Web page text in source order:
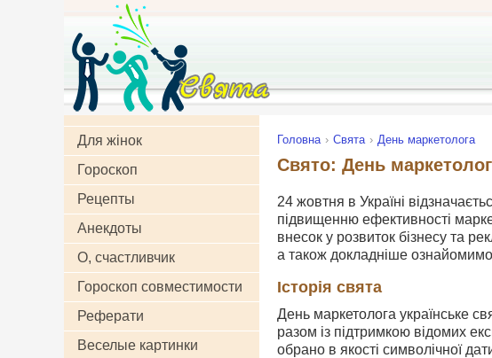
Для жінок
Гороскоп
Рецепты
Анекдоты
О, счастливчик
Гороскоп совместимости
Реферати
Веселые картинки
Головна Свята День маркетолога
Свято: День
24 жовтня в Україні
підвищенню ефективності
внесок у розвиток бізнесу та
а також докладніше
Історія свята
День маркетолога українське
разом із підтримкою відомих
обрано в якості символічної